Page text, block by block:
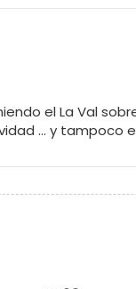
el La Val
... y tampoco